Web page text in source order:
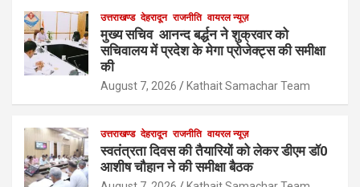
उत्तराखण्ड देहरादून राजनीति वायरल न्यूज़
मुख्य सचिव आनन्द बर्द्धन ने शुक्रवार को
सचिवालय में प्रदेश के मेगा प्रोजेक्ट्स की समीक्षा
की
August 7, 2026 Kathait Samachar Team
उत्तराखण्ड देहरादून राजनीति वायरल न्यूज़
स्वतंत्रता दिवस की तैयारियों को लेकर डीएम डॉ0
आशीष चौहान ने की समीक्षा बैठक